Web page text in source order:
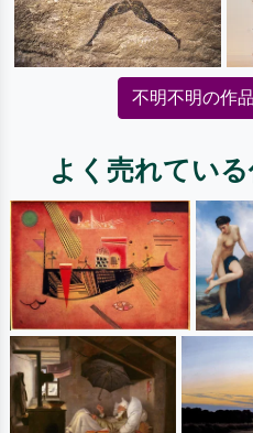
不明不明の作
よく売れてい